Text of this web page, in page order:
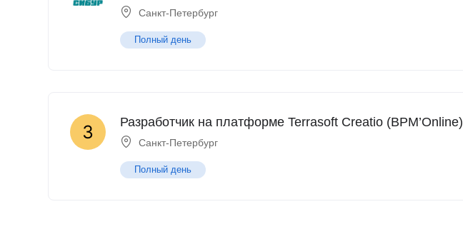
Санкт-Петербург
Полный день
Разработчик на платформе Terrasoft Creatio (BPM’Online)
Санкт-Петербург
Полный день